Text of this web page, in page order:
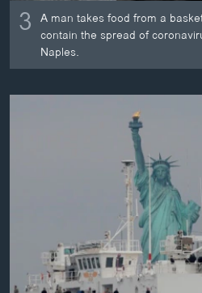
3 A man takes food from a
contain the spread of
Naples.